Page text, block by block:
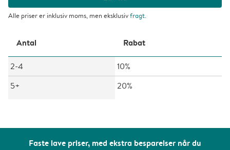
Faste lave priser, med ekstra besparelser når du
Alle priser er inklusiv moms, men eksklusivfragt.
Antal Rabat
2-4
10%
5+
20%